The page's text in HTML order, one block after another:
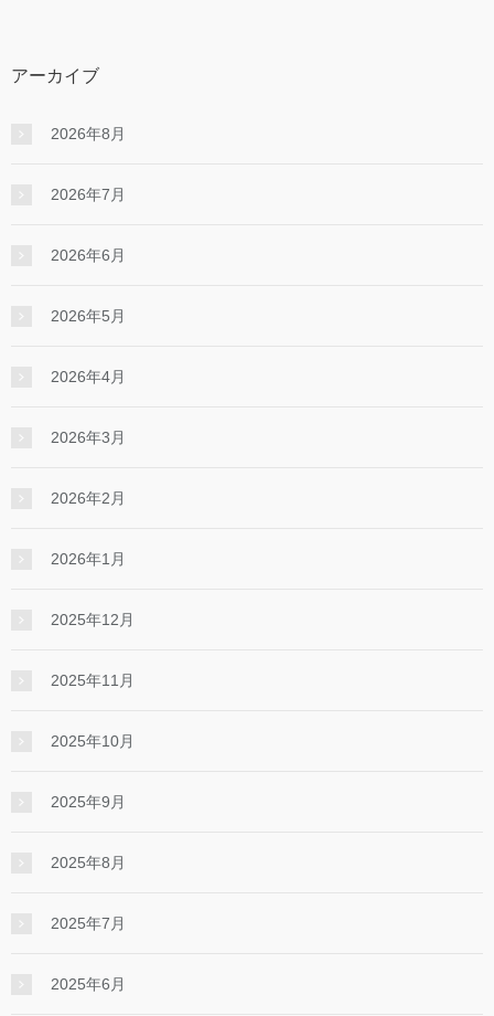
アーカイブ
2026年8月
2026年7月
2026年6月
2026年5月
2026年4月
2026年3月
2026年2月
2026年1月
2025年12月
2025年11月
2025年10月
2025年9月
2025年8月
2025年7月
2025年6月